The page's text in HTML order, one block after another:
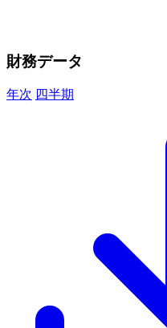
財務データ
年次 四半期